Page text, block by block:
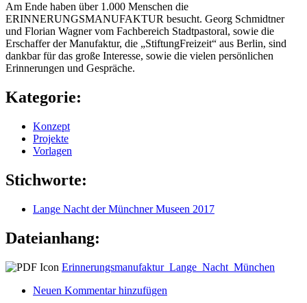
Am Ende haben über 1.000 Menschen die
ERINNERUNGSMANUFAKTUR besucht. Georg Schmidtner
und Florian Wagner vom Fachbereich Stadtpastoral, sowie die
Erschaffer der Manufaktur, die „StiftungFreizeit“ aus Berlin, sind
dankbar für das große Interesse, sowie die vielen persönlichen
Erinnerungen und Gespräche.
Kategorie:
Konzept
Projekte
Vorlagen
Stichworte:
Lange Nacht der Münchner Museen 2017
Dateianhang:
Erinnerungsmanufaktur_Lange_Nacht_München
Neuen Kommentar hinzufügen